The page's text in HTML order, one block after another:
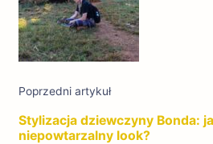
Poprzedni artykuł
Stylizacja dziewczyny Bonda:
niepowtarzalny look?